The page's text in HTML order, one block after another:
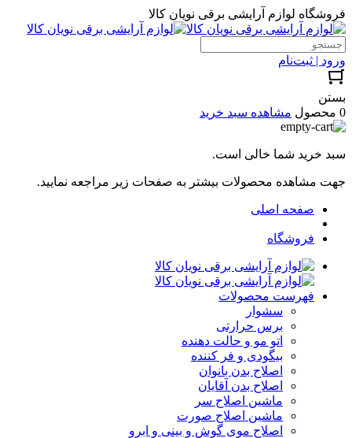
فروشگاه لوازم آرایشی برقی نویان کالا
ورود | ثبت‌نام
بستن
0 محصول
مشاهده سبد خرید
سبد خرید شما خالی است.
جهت مشاهده محصولات بیشتر به صفحات زیر مراجعه نمایید.
صفحه اصلی
فروشگاه
فهرست محصولات
سشوار
برس حرارتی
اتو مو و حالت دهنده
بیگودی و فر کننده
اصلاح بدن بانوان
اصلاح بدن آقایان
ماشین اصلاح سر
ماشین اصلاح صورت
اصلاح موی گوش و بینی و ابرو